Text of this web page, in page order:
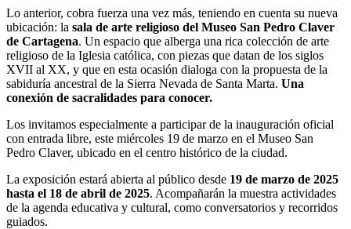
Lo anterior, cobra fuerza una vez más, teniendo en cuenta su nueva
ubicación: la sala de arte religioso del Museo San Pedro Claver
de Cartagena. Un espacio que alberga una rica colección de arte
religioso de la Iglesia católica, con piezas que datan de los siglos
XVII al XX, y que en esta ocasión dialoga con la propuesta de la
sabiduría ancestral de la Sierra Nevada de Santa Marta. Una
conexión de sacralidades para conocer.
Los invitamos especialmente a participar de la inauguración oficial
con entrada libre, este miércoles 19 de marzo en el Museo San
Pedro Claver, ubicado en el centro histórico de la ciudad.
La exposición estará abierta al público desde 19 de marzo de 2025
hasta el 18 de abril de 2025. Acompañarán la muestra actividades
de la agenda educativa y cultural, como conversatorios y recorridos
guiados.